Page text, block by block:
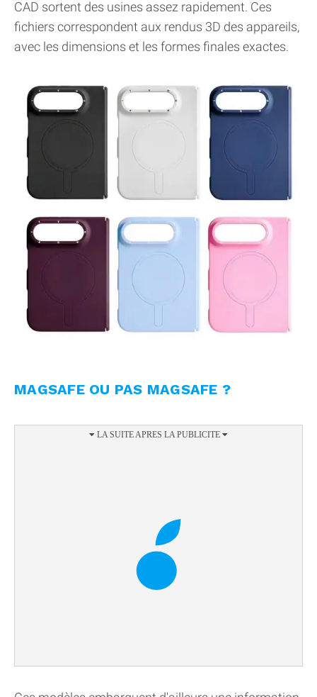
CAD sortent des usines assez rapidement. Ces
fichiers correspondent aux rendus 3D des appareils,
avec les dimensions et les formes finales exactes.
MAGSAFE OU PAS MAGSAFE ?